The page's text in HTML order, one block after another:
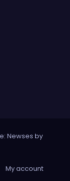
Newses by
My account